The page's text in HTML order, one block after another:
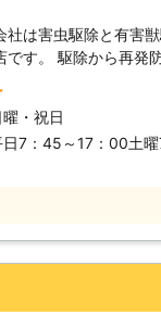
社は害虫駆除と有害
です。 駆除から再発
を発見したとき。 ・
生したとき。 ・床
は、大分以外にも支
スを提供しています
へご相談ください。
曜・祝日
日7：45～17：00土